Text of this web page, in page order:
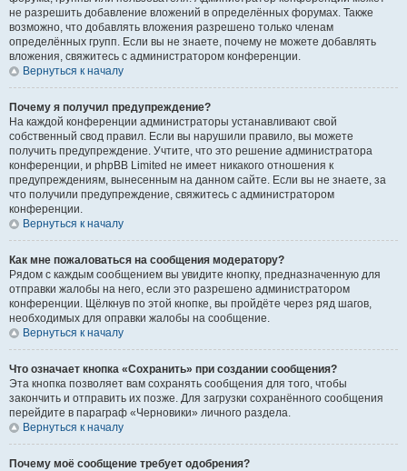
не разрешить добавление вложений в определённых форумах. Также
возможно, что добавлять вложения разрешено только членам
определённых групп. Если вы не знаете, почему не можете добавлять
вложения, свяжитесь с администратором конференции.
Вернуться к началу
Почему я получил предупреждение?
На каждой конференции администраторы устанавливают свой
собственный свод правил. Если вы нарушили правило, вы можете
получить предупреждение. Учтите, что это решение администратора
конференции, и phpBB Limited не имеет никакого отношения к
предупреждениям, вынесенным на данном сайте. Если вы не знаете, за
что получили предупреждение, свяжитесь с администратором
конференции.
Вернуться к началу
Как мне пожаловаться на сообщения модератору?
Рядом с каждым сообщением вы увидите кнопку, предназначенную для
отправки жалобы на него, если это разрешено администратором
конференции. Щёлкнув по этой кнопке, вы пройдёте через ряд шагов,
необходимых для оправки жалобы на сообщение.
Вернуться к началу
Что означает кнопка «Сохранить» при создании сообщения?
Эта кнопка позволяет вам сохранять сообщения для того, чтобы
закончить и отправить их позже. Для загрузки сохранённого сообщения
перейдите в параграф «Черновики» личного раздела.
Вернуться к началу
Почему моё сообщение требует одобрения?